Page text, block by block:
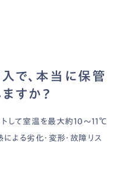
で、本当に保管
すか？
して室温を最大約10〜11℃
よる劣化・変形・故障リス